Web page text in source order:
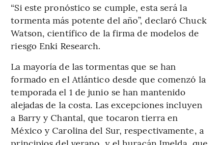
“Si este pronóstico se cumple, esta será la
tormenta más potente del año”, declaró Chuck
Watson, científico de la firma de modelos de
riesgo Enki Research.
La mayoría de las tormentas que se han
formado en el Atlántico desde que comenzó la
temporada el 1 de junio se han mantenido
alejadas de la costa. Las excepciones incluyen
a Barry y Chantal, que tocaron tierra en
México y Carolina del Sur, respectivamente, a